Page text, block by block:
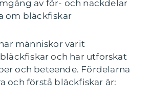
av för- och nackdelar
om bläckfiskar
människor varit
och har utforskat
och beteende. Fördelarna
och förstå bläckfiskar är: